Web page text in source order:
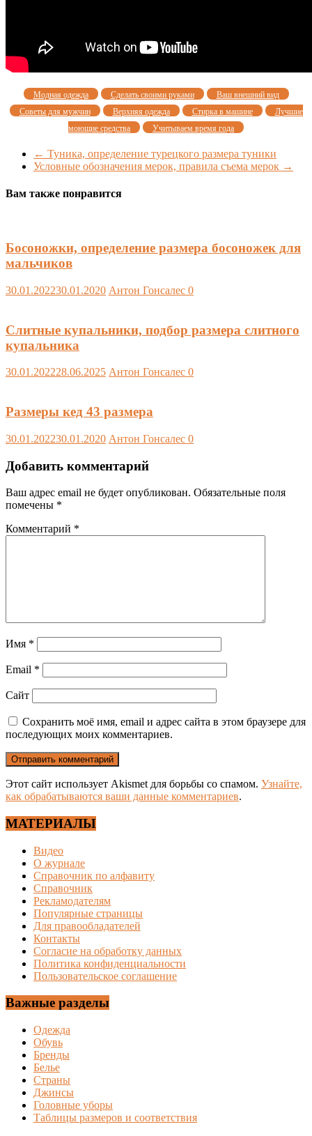
Модная одежда Сделать своими руками
Ваш внешний вид
Советы для мужчин
Верхняя одежда Стирка в машине
Лучшие
моющие средства
Учитываем время года
← Туника, определение турецкого размера туники
Условные обозначения мерок, правила съема мерок →
Вам также понравится
Босоножки, определение размера босоножек для
мальчиков
30.01.202230.01.2020 Антон Гонсалес 0
Слитные купальники, подбор размера слитного
купальника
30.01.202228.06.2025 Антон Гонсалес 0
Размеры кед 43 размера
30.01.202230.01.2020 Антон Гонсалес 0
Добавить комментарий
Ваш адрес email не будет опубликован. Обязательные поля
помечены *
Комментарий *
Имя *
Email *
Сайт
Сохранить моё имя, email и адрес сайта в этом браузере для
последующих моих комментариев.
Этот сайт использует Akismet для борьбы со спамом. Узнайте,
как обрабатываются ваши данные комментариев.
МАТЕРИАЛЫ
Видео
О журнале
Справочник по алфавиту
Справочник
Рекламодателям
Популярные страницы
Для правообладателей
Контакты
Согласие на обработку данных
Политика конфиденциальности
Пользовательское соглашение
Важные разделы
Одежда
Обувь
Бренды
Белье
Страны
Джинсы
Головные уборы
Таблицы размеров и соответствия